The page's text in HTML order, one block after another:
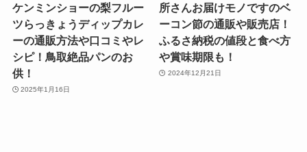
ケンミンショーの梨フルー
ツらっきょうディップカレ
ーの通販方法や口コミやレ
シピ！鳥取絶品パンのお
供！
2025年1月16日
所さんお届けモノですのベ
ーコン節の通販や販売店！
ふるさ納税の値段と食べ方
や賞味期限も！
2024年12月21日